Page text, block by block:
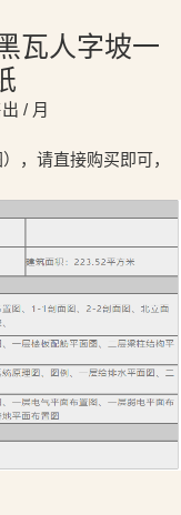
瓦人字坡一
/ 月
，请直接购买即可，